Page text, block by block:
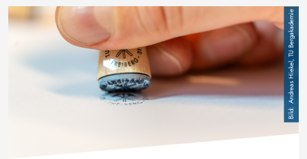
Image Andreas Hiekel, TU Bergakademie